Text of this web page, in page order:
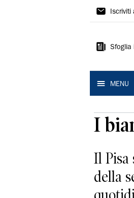
La
Iscriviti
Sfoglia
MENU
I
Il Pisa
della